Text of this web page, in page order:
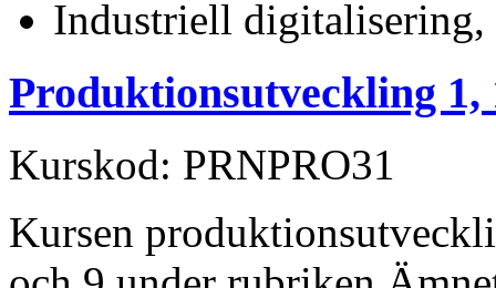
Industriell digitalisering,
Produktionsutveckling 1,
Kurskod: PRNPRO31
Kursen